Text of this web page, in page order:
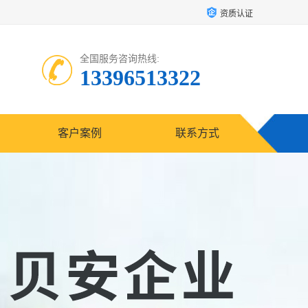
资质认证
全国服务咨询热线:
13396513322
客户案例 联系方式